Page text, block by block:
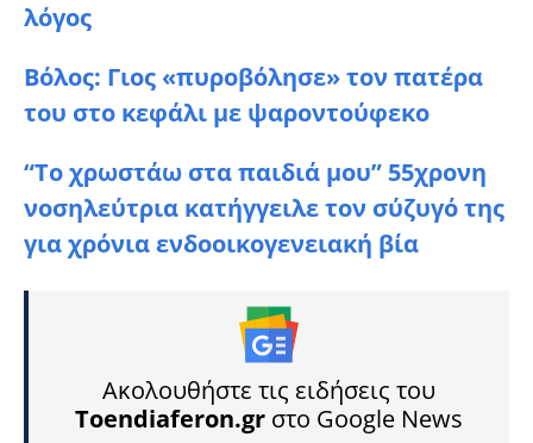
λόγος
Βόλος: Γιος «πυροβόλησε» τον πατέρα
του στο κεφάλι με ψαροντούφεκο
“Το χρωστάω στα παιδιά μου” 55χρονη
νοσηλεύτρια κατήγγειλε τον σύζυγό της
για χρόνια ενδοοικογενειακή βία
Ακολουθήστε τις ειδήσεις του
Toendiaferon.gr στο Google News